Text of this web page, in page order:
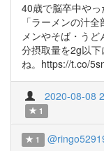
40歳で脳卒中やっ
「ラーメンの汁
メンやそば・う
分摂取量を2g以
ね。https://t.co/
2020-08-08
1
1